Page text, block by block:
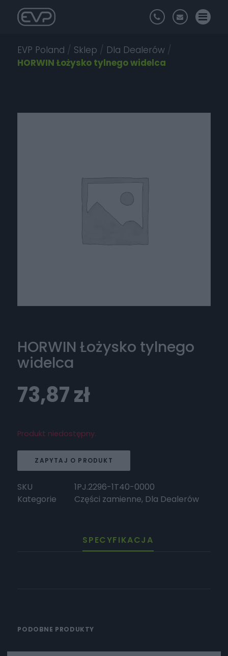
EVP Poland / Sklep / Dla Dealerów /
HORWIN Łożysko tylnego widelca
HORWIN Łożysko tylnego
widelca
73,87zł
Produkt niedostępny.
ZAPYTAJ O PRODUKT
SKU
1PJ.2296-1T40-0000
Kategorie
Części zamienne, Dla Dealerów
SPECYFIKACJA
PODOBNE PRODUKTY